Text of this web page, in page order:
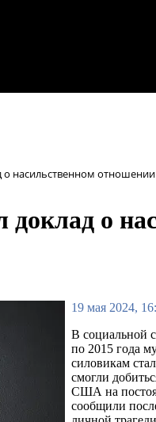
о насильственном
доклад о
19 мая 2024,
В социальной
по 2015 года
силовикам
смогли
США на
сообщили